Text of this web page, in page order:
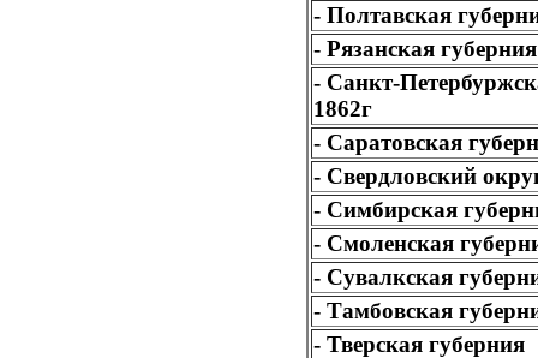
- Полтавская
- Рязанская
- Cанкт-
1862г
- Cаратовская
- Cвердловский
- Cимбирская
- Cмоленская
- Cувалкская
- Тамбовская
- Тверская губерния